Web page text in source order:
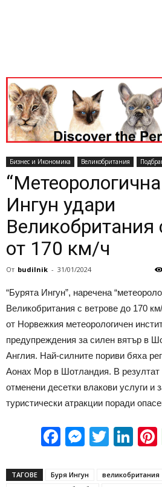
Бизнес и Икономика Великобритания
Ингун удари
Великобритания
от 170 км/ч
От budilnik - 31/01/2024
“Бурята Ингун”, наречена
Великобритания с ветрове до 170
от Норвежкия метеорологичен
предупреждения за силен вятър в
Англия. Най-силните пориви бяха
Аонах Мор в Шотландия. В резултат
отменени десетки влакови услуги и
туристически атракции поради
Facebook
ТАГОВЕ Буря Ингун великобритания